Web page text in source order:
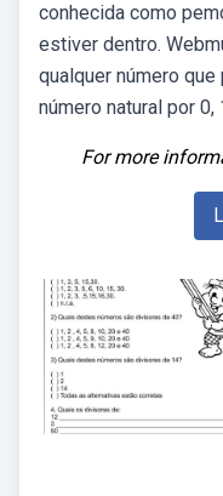
conhecida como
estiver dentro.
qualquer número
número natural por 0,
For more